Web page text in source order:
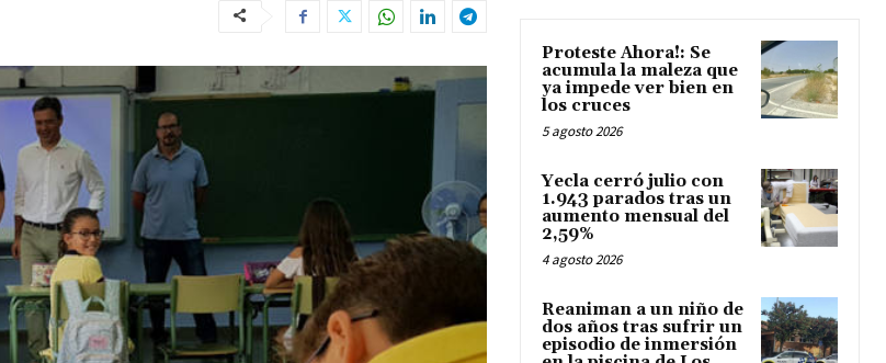
Proteste Ahora!: Se
acumula la maleza que
ya impede ver bien en
los cruces
5 agosto 2026
Yecla cerró julio con
1.943 parados tras un
aumento mensual del
2,59%
4 agosto 2026
Reaniman a un niño de
dos años tras sufrir un
episodio de inmersión